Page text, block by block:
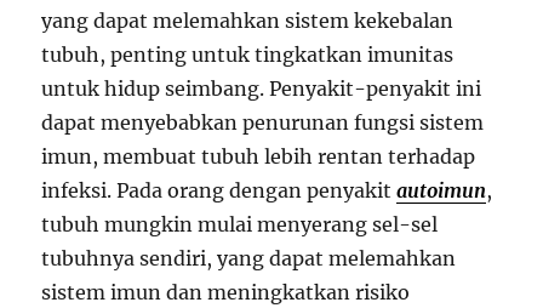
yang dapat melemahkan sistem kekebalan
tubuh, penting untuk tingkatkan imunitas
untuk hidup seimbang. Penyakit-penyakit ini
dapat menyebabkan penurunan fungsi sistem
imun, membuat tubuh lebih rentan terhadap
infeksi. Pada orang dengan penyakitautoimun,
tubuh mungkin mulai menyerang sel-sel
tubuhnya sendiri, yang dapat melemahkan
sistem imun dan meningkatkan risiko